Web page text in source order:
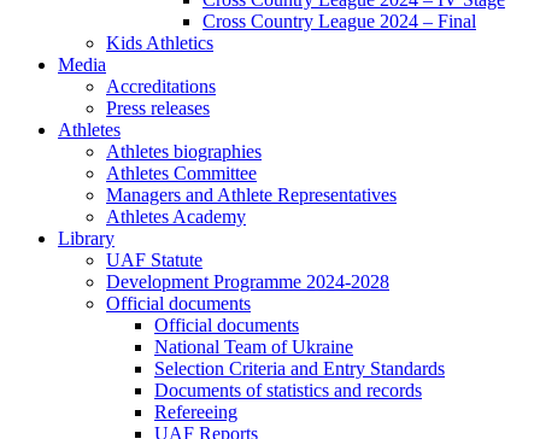
Cross Country League 2024 – Final
Kids Athletics
Media
Accreditations
Press releases
Athletes
Athletes biographies
Athletes Committee
Managers and Athlete Representatives
Athletes Academy
Library
UAF Statute
Development Programme 2024-2028
Official documents
Official documents
National Team of Ukraine
Selection Criteria and Entry Standards
Documents of statistics and records
Refereeing
UAF Reports